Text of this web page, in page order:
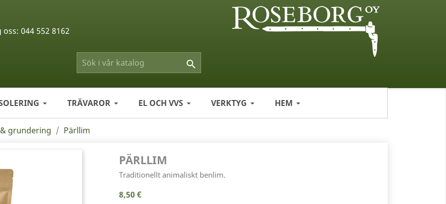

TRÄVAROR EL OCH VVS VERKTYG HEM
oss: 044 552 8162
grundering Pärllim
PÄRLLIM
Traditionellt animaliskt benlim.
8,50 €